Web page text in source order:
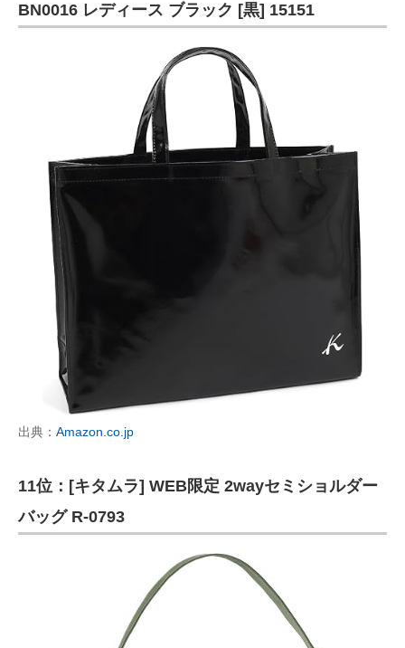
BN0016 レディース ブラック [黒] 15151
出典： Amazon.co.jp
11位：[キタムラ] WEB限定 2wayセミショルダー
バッグ R-0793